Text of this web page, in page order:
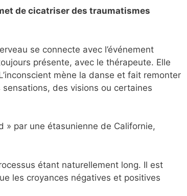
de cicatriser des traumatismes
se connecte avec l’événement
présente, avec le thérapeute. Elle
mène la danse et fait remonter
des visions ou certaines
» par une étasunienne de Californie,
étant naturellement long. Il est
les croyances négatives et positives